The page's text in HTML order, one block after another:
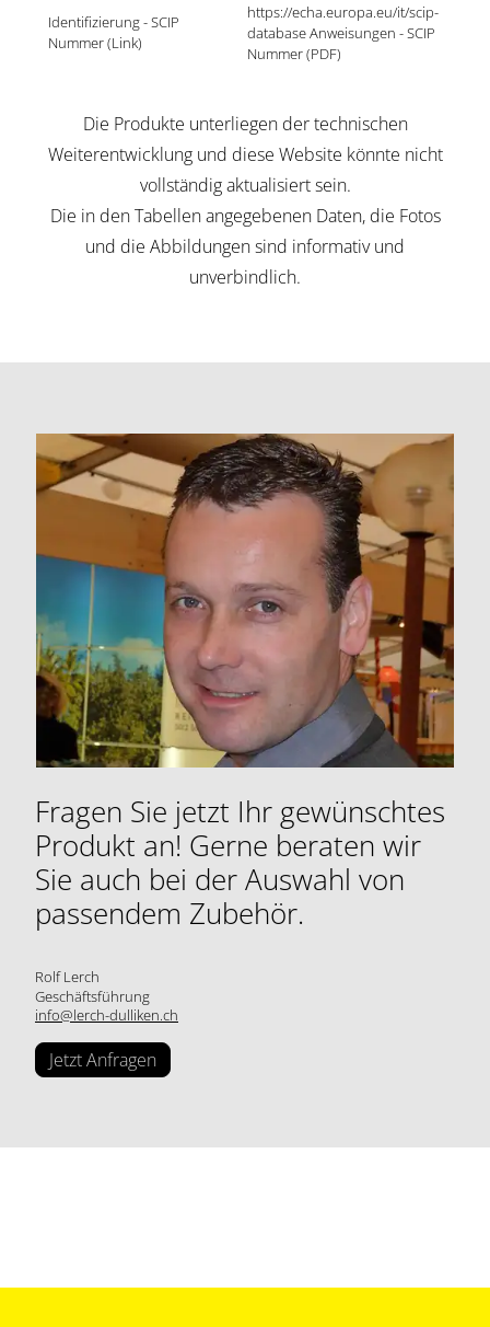
Identifizierung - SCIP
Nummer (Link)
https://echa.europa.eu/it/scip-
database Anweisungen - SCIP
Nummer (PDF)
Die Produkte unterliegen der technischen
Weiterentwicklung und diese Website könnte nicht
vollständig aktualisiert sein.
Die in den Tabellen angegebenen Daten, die Fotos
und die Abbildungen sind informativ und
unverbindlich.
Fragen Sie jetzt Ihr gewünschtes
Produkt an! Gerne beraten wir
Sie auch bei der Auswahl von
passendem Zubehör.
Rolf Lerch
Geschäftsführung
info@lerch-dulliken.ch
Jetzt Anfragen